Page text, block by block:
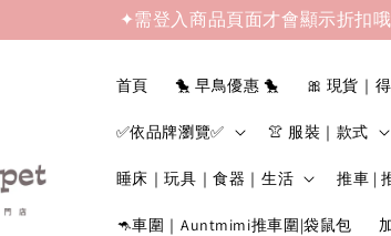
✦需登入商品頁面才會顯示折扣
首頁 🐤 早鳥優惠 🐤 🎀 現貨｜
✅依品牌瀏覽✅ 👚 服裝｜款式
睡床｜玩具｜食器｜生活 推車 |
🦘車圍｜Auntmimi推車圍|袋鼠包